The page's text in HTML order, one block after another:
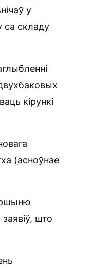
у
са складу
кірункі
(асноўнае
што